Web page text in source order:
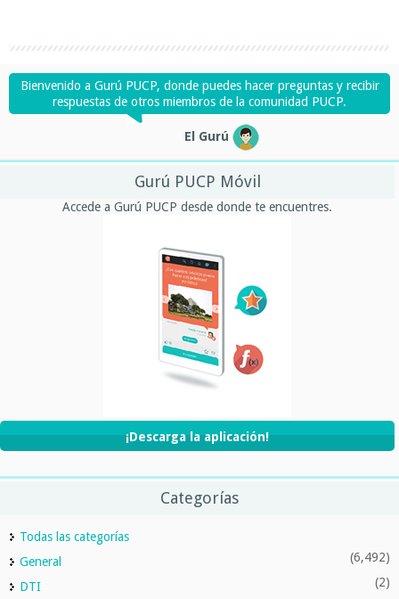
Bienvenido a Gurú PUCP, donde puedes hacer preguntas y recibir
respuestas de otros miembros de la comunidad PUCP.
El Gurú
Gurú PUCP Móvil
Accede a Gurú PUCP desde donde te encuentres.
¡Descarga la aplicación!
Categorías
Todas las categorías
General
(6,492)
DTI (2)